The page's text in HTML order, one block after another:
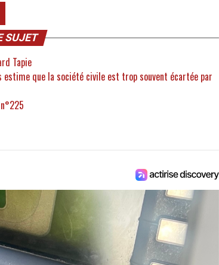
SUJET
Tapie
estime que la société civile est trop souvent écartée par